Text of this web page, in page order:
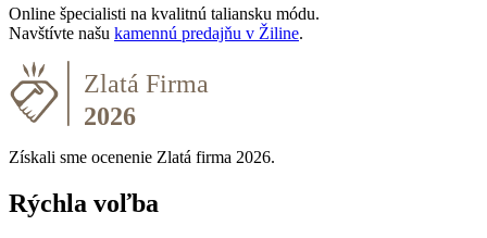
Online špecialisti na kvalitnú taliansku módu.
Navštívte našu kamennú predajňu v Žiline.
Získali sme ocenenie Zlatá firma 2026.
Rýchla voľba